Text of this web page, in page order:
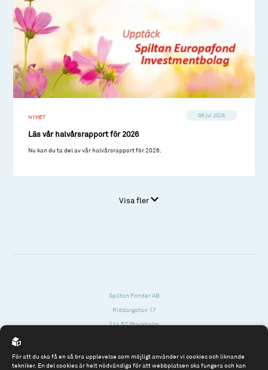
NYHET 08 jul 2026
Läs vår halvårsrapport för 2026
Nu kan du ta del av vår halvårsrapport för 2026.
Visa fler
Spiltan Fonder AB
Riddargatan 17
114 57 Stockholm
Tel: 08 - 545 813 40
För att du ska få en så bra upplevelse som möjligt använder vi cookies och liknande
tekniker. En del cookies är helt nödvändiga för att webbplatsen ska fungera och kan